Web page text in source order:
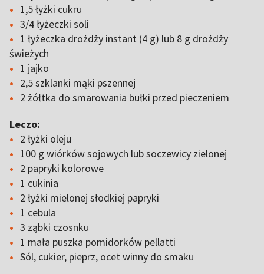
1,5 łyżki cukru
3/4 łyżeczki soli
1 łyżeczka drożdży instant (4 g) lub 8 g drożdży
świeżych
1 jajko
2,5 szklanki mąki pszennej
2 żółtka do smarowania bułki przed pieczeniem
Leczo:
2 łyżki oleju
100 g wiórków sojowych lub soczewicy zielonej
2 papryki kolorowe
1 cukinia
2 łyżki mielonej słodkiej papryki
1 cebula
3 ząbki czosnku
1 mała puszka pomidorków pellatti
Sól, cukier, pieprz, ocet winny do smaku